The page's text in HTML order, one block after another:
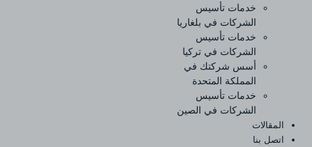
خدمات تأسيس
الشركات في بلغاريا
خدمات تأسيس
الشركات في تركيا
أسس شركتك في
المملكة المتحدة
خدمات تأسيس
الشركات في الصين
المقالات
اتصل بنا